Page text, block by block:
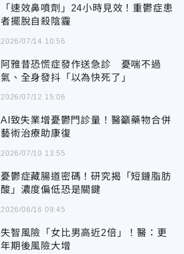
「速效鼻噴劑」24小時見效！重鬱症患
者擺脫自殺陰霾
2026/07/14 10:56
阿雅昔恐慌症發作送急診 憂喘不過
氣、全身發抖「以為快死了」
2026/07/12 15:06
AI致失業增憂鬱門診量！醫籲藥物合併
藝術治療助康復
2026/07/10 13:55
憂鬱症藏腸道密碼！研究揭「短鏈脂肪
酸」濃度偏低恐是關鍵
2026/06/16 09:45
失智風險「女比男高近2倍」！醫：更
年期後風險大增